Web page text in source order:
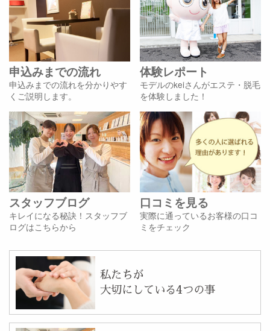
申込みまでの流れ
申込みまでの流れを分かりやす
くご説明します。
体験レポート
モデルのkeiさんがエステ・脱毛
を体験しました！
スタッフブログ
キレイになる秘訣！スタッフブ
ログはこちらから
口コミを見る
実際に通っているお客様の口コ
ミをチェック
私たちが
大切にしている4つの事